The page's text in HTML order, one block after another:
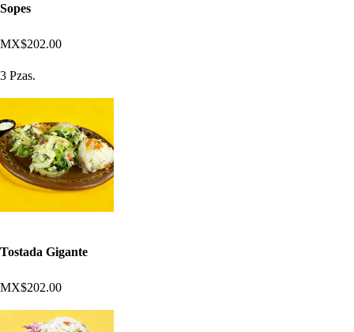
Sopes
MX$202.00
3 Pzas.
Tostada Gigante
MX$202.00